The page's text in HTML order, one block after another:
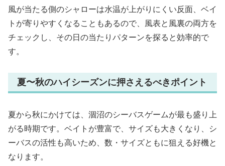
風が当たる側のシャローは水温が上がりにくい反面、ベイ
トが寄りやすくなることもあるので、風表と風裏の両方を
チェックし、その日の当たりパターンを探ると効率的で
す。
夏〜秋のハイシーズンに押さえるべきポイント
夏から秋にかけては、涸沼のシーバスゲームが最も盛り上
がる時期です。ベイトが豊富で、サイズも大きくなり、シ
ーバスの活性も高いため、数・サイズともに狙える好機と
なります。